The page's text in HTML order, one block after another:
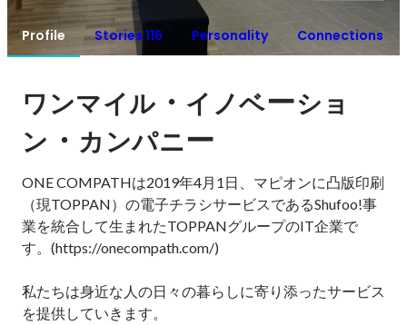
Profile Stories 116 Personality Connections
ワンマイル ・ イノベーショ
ン ・ カンパニー
ONE COMPATHは2019年4月1日、マピオンに凸版印刷
（現TOPPAN）の電子チラシサービスであるShufoo!事
業を統合して生まれたTOPPANグループのIT企業で
す。(https://onecompath.com/)
私たちは身近な人の日々の暮らしに寄り添ったサービス
を提供していきます。